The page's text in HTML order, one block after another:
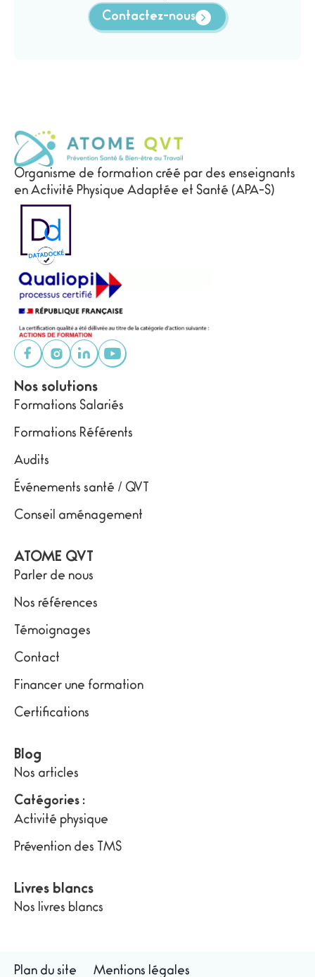
Contactez-nous
Organisme de formation créé par des enseignants
en Activité Physique Adaptée et Santé (APA-S)
Nos solutions
Formations Salariés
Formations Référents
Audits
Événements santé / QVT
Conseil aménagement
ATOME QVT
Parler de nous
Nos références
Témoignages
Contact
Financer une formation
Certifications
Blog
Nos articles
Catégories :
Activité physique
Prévention des TMS
Livres blancs
Nos livres blancs
Plan du site Mentions légales